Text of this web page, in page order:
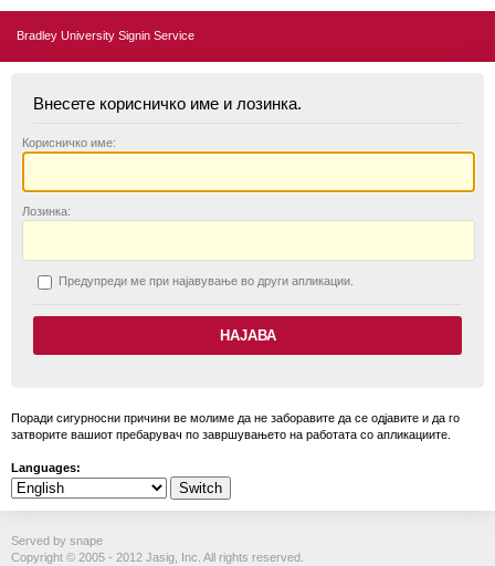
Bradley University Signin Service
Внесете корисничко име и лозинка.
Корисничко име:
Лозинка:
Предупреди ме при најавување во други апликации.
Поради сигурносни причини ве молиме да не заборавите да се одјавите и да го
затворите вашиот пребарувач по завршувањето на работата со апликациите.
Languages:
Served by snape
Copyright © 2005 - 2012 Jasig, Inc. All rights reserved.